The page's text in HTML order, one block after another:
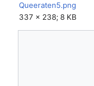
Queeraten5.png
337 × 238; 8 KB